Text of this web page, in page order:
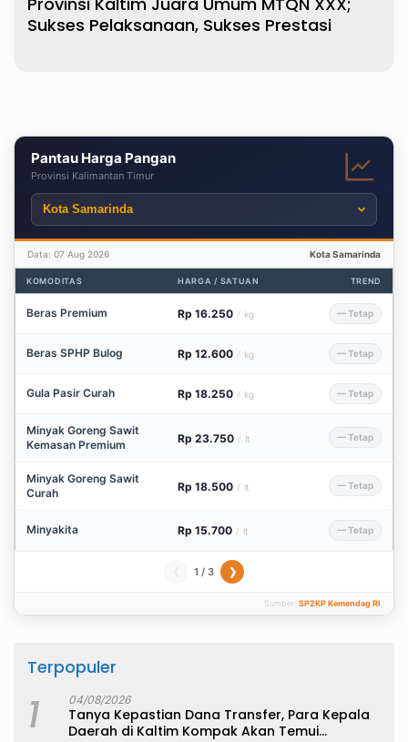
Sukses Pelaksanaan, Sukses Prestasi
Pantau Harga Pangan
Provinsi Kalimantan Timur
Data: 07 Aug 2026 Kota Samarinda
KOMODITAS HARGA / SATUAN TREND
Beras Premium Rp 16.250 / kg — Tetap
Beras SPHP Bulog Rp 12.600 / kg — Tetap
Gula Pasir Curah Rp 18.250 / kg — Tetap
Minyak Goreng Sawit
Kemasan Premium
Rp 23.750 / lt — Tetap
Minyak Goreng Sawit
Curah
Rp 18.500 / lt — Tetap
Minyakita Rp 15.700 / lt — Tetap
1 / 3 ❯
Sumber: SP2KP Kemendag RI
Terpopuler
1 04/08/2026
Tanya Kepastian Dana Transfer, Para Kepala
Daerah di Kaltim Kompak Akan Temui